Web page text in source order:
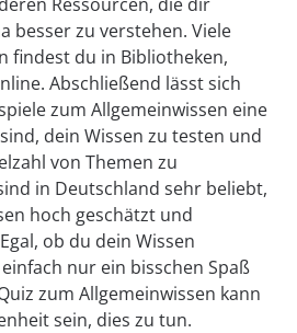
besser zu verstehen. Viele
findest du in Bibliotheken,
Abschließend lässt sich
zum Allgemeinwissen eine
dein Wissen zu testen und
von Themen zu
in Deutschland sehr beliebt,
hoch geschätzt und
ob du dein Wissen
nur ein bisschen Spaß
zum Allgemeinwissen kann
sein, dies zu tun.